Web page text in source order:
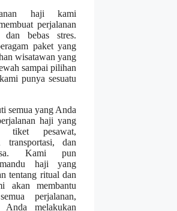
haji kami
perjalanan
dan bebas stres.
paket yang
wisatawan yang
sampai pilihan
punya sesuatu
semua yang Anda
haji yang
tiket pesawat,
transportasi, dan
Kami pun
haji yang
tentang ritual dan
akan membantu
perjalanan,
Anda melakukan